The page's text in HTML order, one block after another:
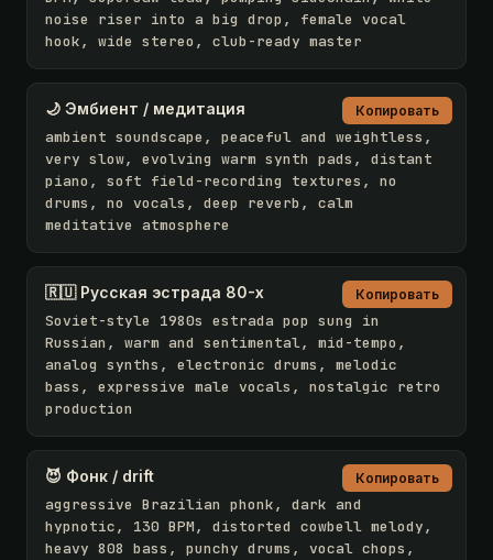
noise riser into a big drop, female vocal
hook, wide stereo, club-ready master
Копировать
🌙 Эмбиент / медитация
ambient soundscape, peaceful and weightless,
very slow, evolving warm synth pads, distant
piano, soft field-recording textures, no
drums, no vocals, deep reverb, calm
meditative atmosphere
Копировать
🇷🇺 Русская эстрада 80-х
Soviet-style 1980s estrada pop sung in
Russian, warm and sentimental, mid-tempo,
analog synths, electronic drums, melodic
bass, expressive male vocals, nostalgic retro
production
Копировать
😈 Фонк / drift
aggressive Brazilian phonk, dark and
hypnotic, 130 BPM, distorted cowbell melody,
heavy 808 bass, punchy drums, vocal chops,